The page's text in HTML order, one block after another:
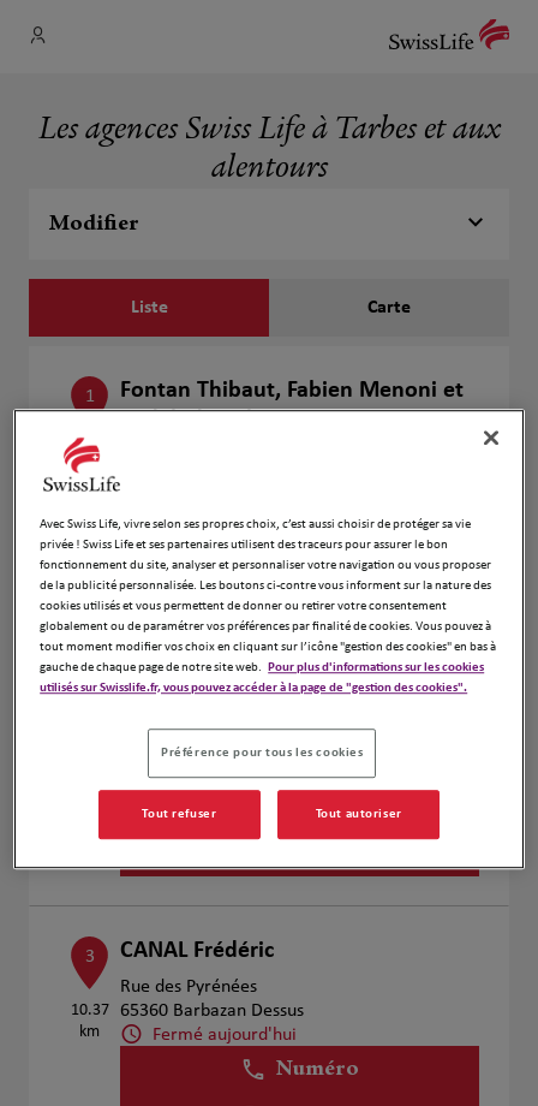
Les agences Swiss Life à Tarbes et aux
alentours
Modifier
Liste Carte
1
2.2 km
Fontan Thibaut, Fabien Menoni et
Pedebidou Florent
Numéro
Voir plus
2 Vincent PONTICO
65310 Odos
Numéro
3
10.37
km
CANAL Frédéric
Rue des Pyrénées
65360 Barbazan Dessus
Fermé aujourd'hui
Numéro
Avec Swiss Life, vivre selon ses propres choix, c’est aussi choisir de protéger sa vie
privée ! Swiss Life et ses partenaires utilisent des traceurs pour assurer le bon
fonctionnement du site, analyser et personnaliser votre navigation ou vous proposer
de la publicité personnalisée. Les boutons ci-contre vous informent sur la nature des
cookies utilisés et vous permettent de donner ou retirer votre consentement
globalement ou de paramétrer vos préférences par finalité de cookies. Vous pouvez à
tout moment modifier vos choix en cliquant sur l’icône "gestion des cookies" en bas à
gauche de chaque page de notre site web. Pour plus d'informations sur les cookies
utilisés sur Swisslife.fr, vous pouvez accéder à la page de "gestion des cookies".
Préférence pour tous les cookies
Tout refuser Tout autoriser